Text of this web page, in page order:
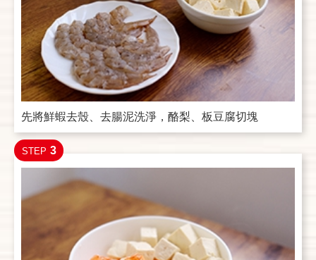
先將鮮蝦去殼、去腸泥洗淨，酪梨、板豆腐切塊
STEP 3